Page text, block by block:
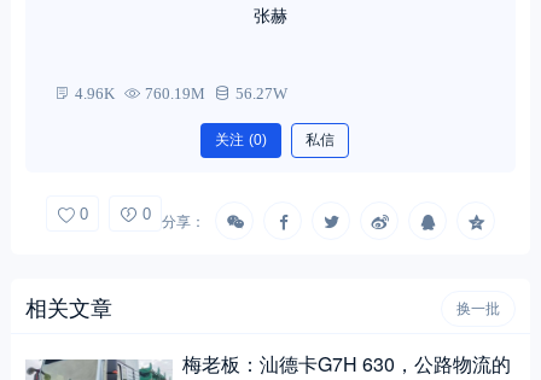
张赫
4.96K 760.19M 56.27W
关注 (0) 私信
0 0 分享：
相关文章 换一批
梅老板：汕德卡G7H 630，公路物流的